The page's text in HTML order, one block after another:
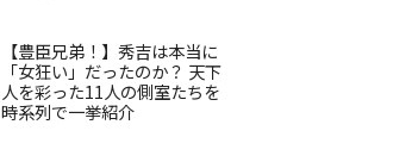
【豊臣兄弟！】秀吉は本当に
「女狂い」だったのか？ 天下
人を彩った11人の側室たちを
時系列で一挙紹介